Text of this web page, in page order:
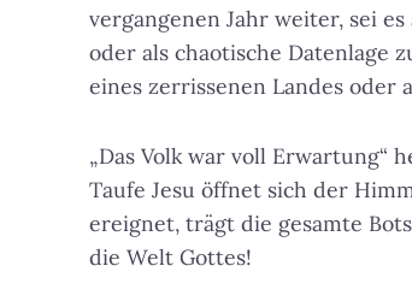
vergangenen Jahr weiter, sei
oder als chaotische Datenlage
eines zerrissenen Landes oder
„Das Volk war voll Erwartung“
Taufe Jesu öffnet sich der
ereignet, trägt die gesamte
die Welt Gottes!